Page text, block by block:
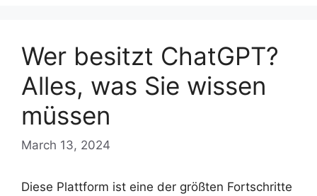
Wer besitzt ChatGPT?
Alles, was Sie wissen
müssen
March 13, 2024
Diese Plattform ist eine der größten Fortschritte